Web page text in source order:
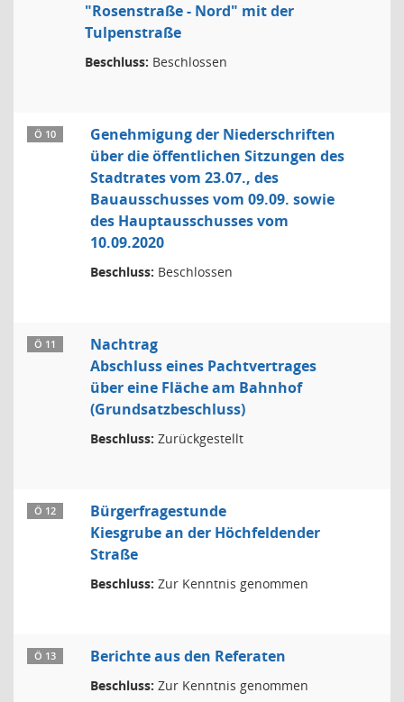
"Rosenstraße - Nord" mit der
Tulpenstraße
Beschluss: Beschlossen
Ö 10
Genehmigung der Niederschriften
über die öffentlichen Sitzungen des
Stadtrates vom 23.07., des
Bauausschusses vom 09.09. sowie
des Hauptausschusses vom
10.09.2020
Beschluss: Beschlossen
Ö 11
Nachtrag
Abschluss eines Pachtvertrages
über eine Fläche am Bahnhof
(Grundsatzbeschluss)
Beschluss: Zurückgestellt
Ö 12
Bürgerfragestunde
Kiesgrube an der Höchfeldender
Straße
Beschluss: Zur Kenntnis genommen
Ö 13 Berichte aus den Referaten
Beschluss: Zur Kenntnis genommen